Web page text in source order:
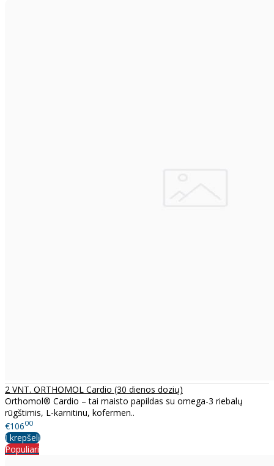
2 VNT. ORTHOMOL Cardio (30 dienos dozių)
Orthomol® Cardio – tai maisto papildas su omega-3 riebalų
rūgštimis, L-karnitinu, kofermen..
€10600
Į krepšelį
Populiari